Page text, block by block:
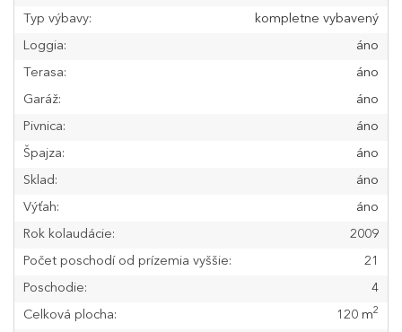
Typ výbavy:
kompletne vybavený
Loggia:
áno
Terasa:
áno
Garáž:
áno
Pivnica:
áno
Špajza:
áno
Sklad:
áno
Výťah:
áno
Rok kolaudácie:
2009
Počet poschodí od prízemia vyššie:
21
Poschodie:
4
Celková plocha:
120 m2